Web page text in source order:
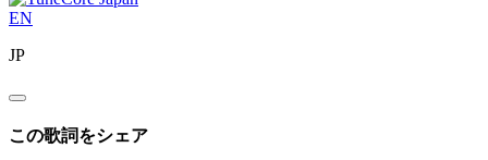
EN
JP
この歌詞をシェア